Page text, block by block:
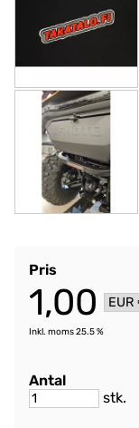
Pris
1,00
Inkl. moms 25.5 %
Antal
stk.